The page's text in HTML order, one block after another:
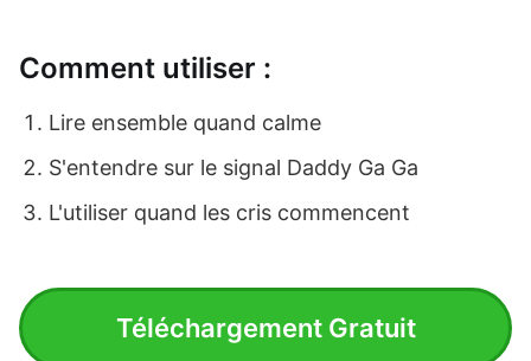
Comment utiliser :
Lire ensemble quand calme
S'entendre sur le signal Daddy Ga Ga
L'utiliser quand les cris commencent
Téléchargement Gratuit